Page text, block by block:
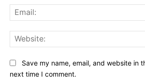
Save my name, email, and website in
next time I comment.